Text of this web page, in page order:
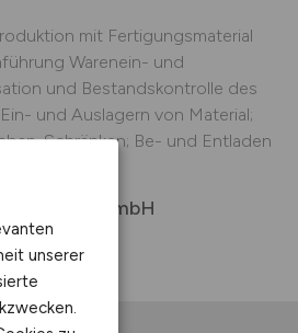
mit Fertigungsmaterial
Warenein- und
und Bestandskontrolle des
und Auslagern von Material;
Schränken; Be- und Entladen
GmbH
unserer